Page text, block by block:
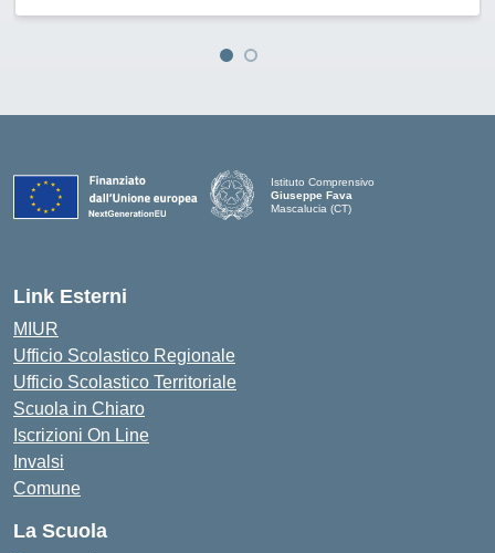
Istituto Comprensivo
Giuseppe Fava
Mascalucia (CT)
Link Esterni
MIUR
Ufficio Scolastico Regionale
Ufficio Scolastico Territoriale
Scuola in Chiaro
Iscrizioni On Line
Invalsi
Comune
La Scuola